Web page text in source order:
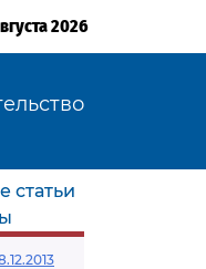
2026
статьи